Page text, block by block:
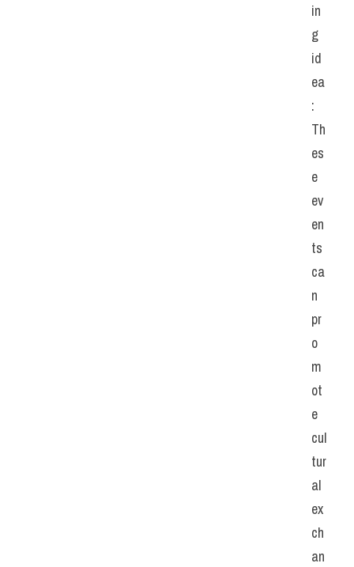
in
g
id
ea
:
Th
es
e
ev
en
ts
ca
n
pr
o
m
ot
e
cul
tur
al
ex
ch
an